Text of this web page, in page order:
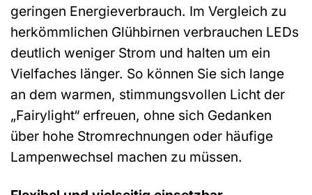
geringen Energieverbrauch. Im Vergleich zu
herkömmlichen Glühbirnen verbrauchen LEDs
deutlich weniger Strom und halten um ein
Vielfaches länger. So können Sie sich lange
an dem warmen, stimmungsvollen Licht der
„Fairylight“ erfreuen, ohne sich Gedanken
über hohe Stromrechnungen oder häufige
Lampenwechsel machen zu müssen.